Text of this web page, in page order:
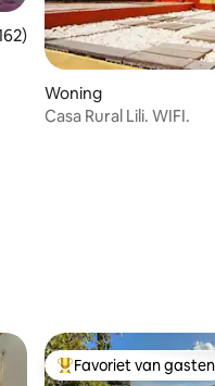
beoordeling van 4,87
Woning
Casa Rural Lili. WIFI.
Topfavoriet van
Favoriet van gasten